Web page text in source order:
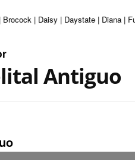
| Daisy | Daystate | Diana |
Antiguo